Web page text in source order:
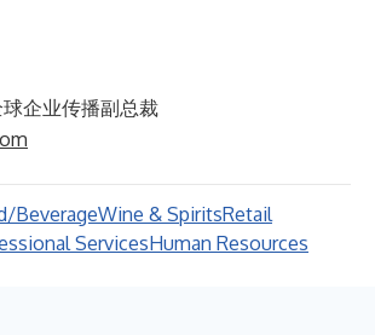
企业传播副总裁
BeverageWine & SpiritsRetail
ServicesHuman Resources